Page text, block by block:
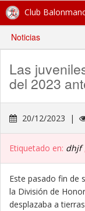
Club
Noticias
Las
del 2023
20/12/2023 |
Etiquetado en: dhjf
Este pasado fin de
la División de
desplazaba a